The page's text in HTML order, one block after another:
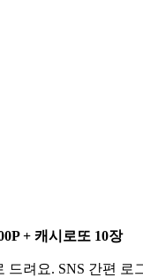
+ 캐시로또 10장
드려요. SNS 간편 로